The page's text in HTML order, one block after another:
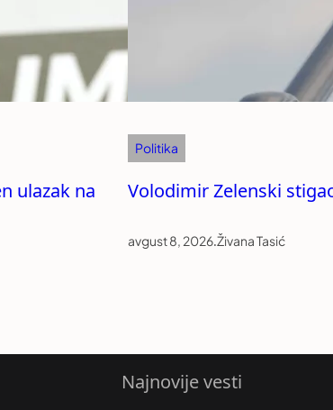
ulazak na
Politika
Volodimir Zelenski
avgust 8, 2026.Živana Tasić
Najnovije vesti